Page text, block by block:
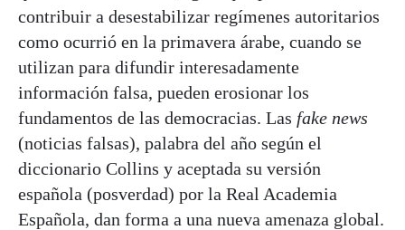
contribuir a desestabilizar regímenes autoritarios
como ocurrió en la primavera árabe, cuando se
utilizan para difundir interesadamente
información falsa, pueden erosionar los
fundamentos de las democracias. Las fake news
(noticias falsas), palabra del año según el
diccionario Collins y aceptada su versión
española (posverdad) por la Real Academia
Española, dan forma a una nueva amenaza global.